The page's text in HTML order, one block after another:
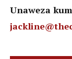
Unaweza